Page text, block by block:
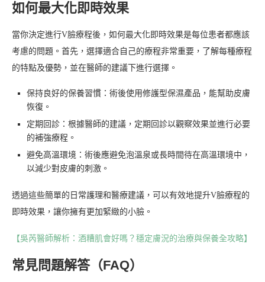
如何最大化即時效果
當你決定進行V臉療程後，如何最大化即時效果是每位患者都應該
考慮的問題。首先，選擇適合自己的療程非常重要，了解每種療程
的特點及優勢，並在醫師的建議下進行選擇。
保持良好的保養習慣：術後使用修護型保濕產品，能幫助皮膚
恢復。
定期回診：根據醫師的建議，定期回診以觀察效果並進行必要
的補強療程。
避免高溫環境：術後應避免泡溫泉或長時間待在高溫環境中，
以減少對皮膚的刺激。
透過這些簡單的日常護理和醫療建議，可以有效地提升V臉療程的
即時效果，讓你擁有更加緊緻的小臉。
【吳芮醫師解析：酒糟肌會好嗎？穩定膚況的治療與保養全攻略】
常見問題解答（FAQ）